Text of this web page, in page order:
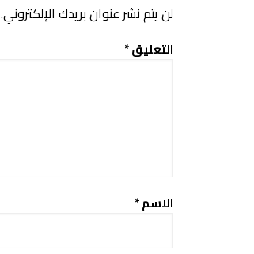
لن يتم نشر عنوان بريدك الإلكتروني.
التعليق*
الاسم*